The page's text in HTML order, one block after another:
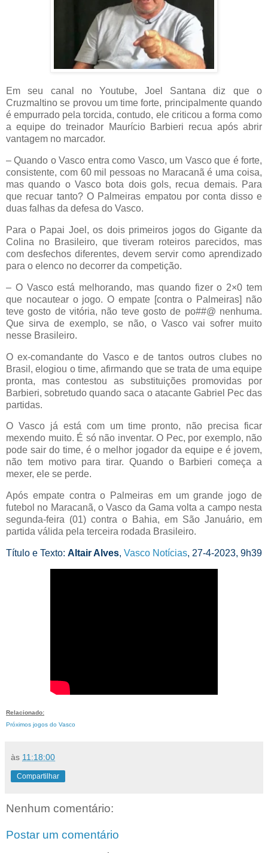
Em seu canal no Youtube, Joel Santana diz que o
Cruzmaltino se provou um time forte, principalmente quando
é empurrado pela torcida, contudo, ele criticou a forma como
a equipe do treinador Maurício Barbieri recua após abrir
vantagem no marcador.
– Quando o Vasco entra como Vasco, um Vasco que é forte,
consistente, com 60 mil pessoas no Maracanã é uma coisa,
mas quando o Vasco bota dois gols, recua demais. Para
que recuar tanto? O Palmeiras empatou por conta disso e
duas falhas da defesa do Vasco.
Para o Papai Joel, os dois primeiros jogos do Gigante da
Colina no Brasileiro, que tiveram roteiros parecidos, mas
com desfechos diferentes, devem servir como aprendizado
para o elenco no decorrer da competição.
– O Vasco está melhorando, mas quando fizer o 2×0 tem
que nocautear o jogo. O empate [contra o Palmeiras] não
teve gosto de vitória, não teve gosto de po##@ nenhuma.
Que sirva de exemplo, se não, o Vasco vai sofrer muito
nesse Brasileiro.
O ex-comandante do Vasco e de tantos outros clubes no
Brasil, elogiou o time, afirmando que se trata de uma equipe
pronta, mas contestou as substituições promovidas por
Barbieri, sobretudo quando saca o atacante Gabriel Pec das
partidas.
O Vasco já está com um time pronto, não precisa ficar
mexendo muito. É só não inventar. O Pec, por exemplo, não
pode sair do time, é o melhor jogador da equipe e é jovem,
não tem motivo para tirar. Quando o Barbieri começa a
mexer, ele se perde.
Após empate contra o Palmeiras em um grande jogo de
futebol no Maracanã, o Vasco da Gama volta a campo nesta
segunda-feira (01) contra o Bahia, em São Januário, em
partida válida pela terceira rodada Brasileiro.
Título e Texto: Altair Alves, Vasco Notícias, 27-4-2023, 9h39
Relacionado:
Próximos jogos do Vasco
às 11:18:00
Compartilhar
Nenhum comentário:
Postar um comentário